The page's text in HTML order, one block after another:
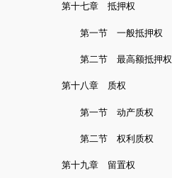
第十七章 抵押权
第一节 一般抵押权
第二节 最高额抵押权
第十八章 质权
第一节 动产质权
第二节 权利质权
第十九章 留置权